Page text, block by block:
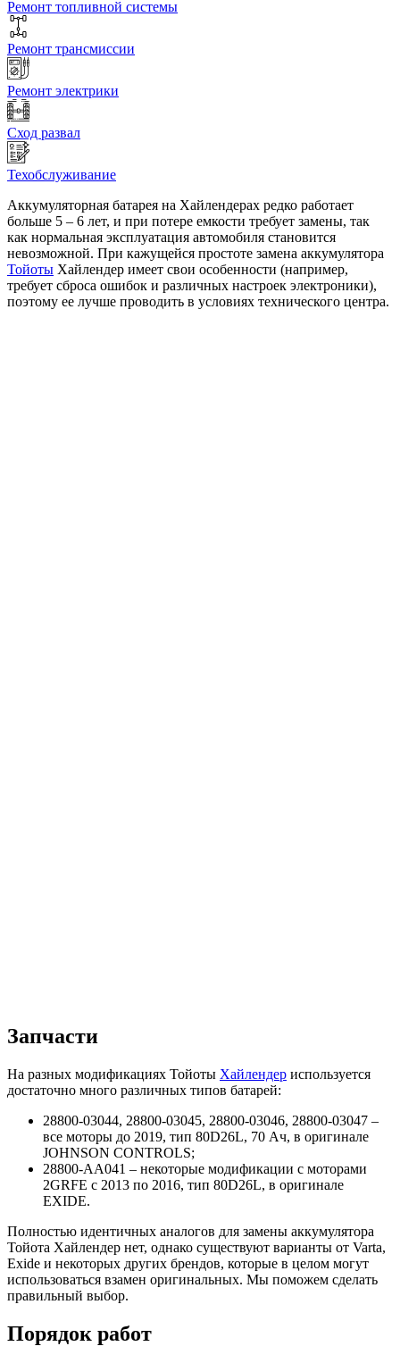
Ремонт топливной системы
Ремонт трансмиссии
Ремонт электрики
Сход развал
Техобслуживание
Аккумуляторная батарея на Хайлендерах редко работает
больше 5 – 6 лет, и при потере емкости требует замены, так
как нормальная эксплуатация автомобиля становится
невозможной. При кажущейся простоте замена аккумулятора
Тойоты Хайлендер имеет свои особенности (например,
требует сброса ошибок и различных настроек электроники),
поэтому ее лучше проводить в условиях технического центра.
Запчасти
На разных модификациях Тойоты Хайлендер используется
достаточно много различных типов батарей:
28800-03044, 28800-03045, 28800-03046, 28800-03047 –
все моторы до 2019, тип 80D26L, 70 Ач, в оригинале
JOHNSON CONTROLS;
28800-AA041 – некоторые модификации с моторами
2GRFE с 2013 по 2016, тип 80D26L, в оригинале
EXIDE.
Полностью идентичных аналогов для замены аккумулятора
Тойота Хайлендер нет, однако существуют варианты от Varta,
Exide и некоторых других брендов, которые в целом могут
использоваться взамен оригинальных. Мы поможем сделать
правильный выбор.
Порядок работ